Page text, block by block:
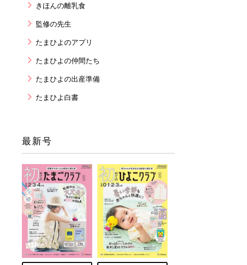
きほんの離乳食
監修の先生
たまひよのアプリ
たまひよの仲間たち
たまひよの出産準備
たまひよ白書
最新号